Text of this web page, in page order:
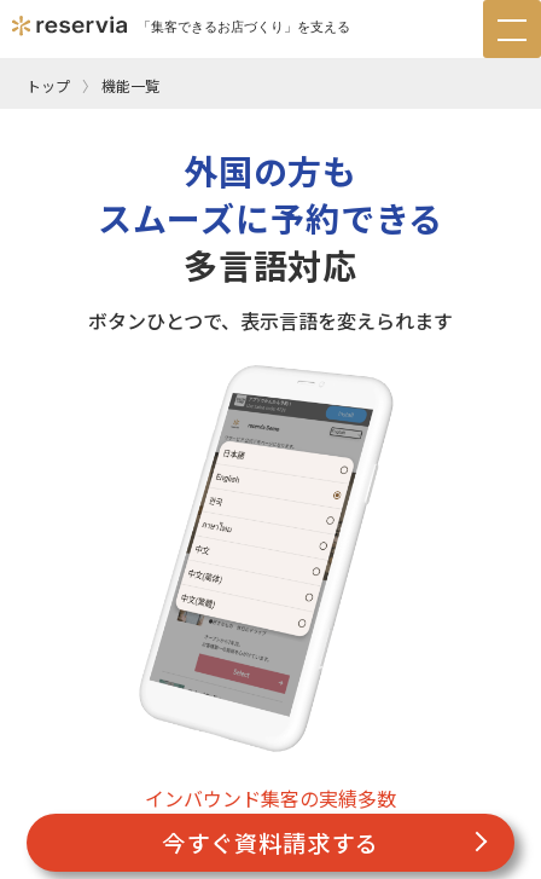
「集客できるお店づくり」を支える
トップ 機能一覧
外国の方も
スムーズに予約できる
多言語対応
ボタンひとつで、表示言語を変えられます
インバウンド集客の実績多数
今すぐ資料請求する